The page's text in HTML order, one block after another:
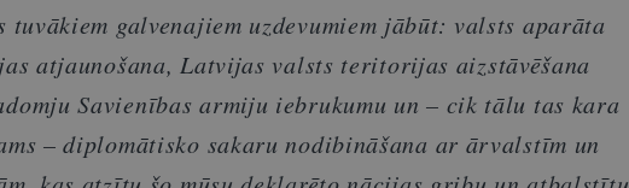
galvenajiem uzdevumiem jābūt: valsts aparāta
atjaunošana, Latvijas valsts teritorijas aizstāvēšana
Savienības armiju iebrukumu un – cik tālu tas kara
– diplomātisko sakaru nodibināšana ar ārvalstīm un